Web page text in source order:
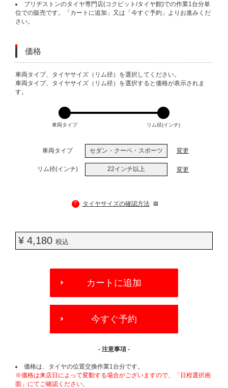
ブリヂストンのタイヤ専門店(コクピット/タイヤ館)での作業1台分単
位での販売です。「カートに追加」又は「今すぐ予約」よりお進みくだ
さい。
価格
VARIATIONS
車両タイプ、タイヤサイズ（リム径）を選択してください。
車両タイプ、タイヤサイズ（リム径）を選択すると価格が表示されま
す。
車両タイプ リム径(インチ)
車両タイプ セダン・クーペ・スポーツ 変更
リム径(インチ) 22インチ以上 変更
? タイヤサイズの確認方法
¥ 4,180 税込
OPTIONS
カートに追加
今すぐ予約
- 注意事項 -
価格は、タイヤの位置交換作業1台分です。
※価格は来店日によって変動する場合がございますので、「日程選択画
面」にてご確認ください。